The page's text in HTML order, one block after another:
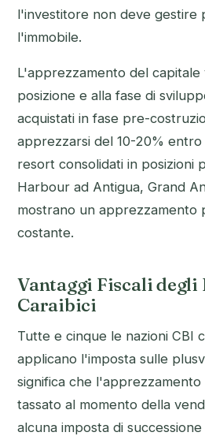
l'investitore non deve gestire
l'immobile.
L'apprezzamento del capitale
posizione e alla fase di
acquistati in fase pre-
apprezzarsi del 10-20%
resort consolidati in posizioni
Harbour ad Antigua, Grand
mostrano un apprezzamento
costante.
Vantaggi Fiscali
Caraibici
Tutte e cinque le nazioni CBI
applicano l'imposta sulle
significa che l'apprezzamento
tassato al momento della
alcuna imposta di